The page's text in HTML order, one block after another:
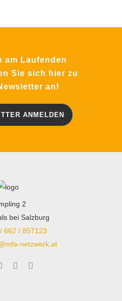
am Laufenden
Sie sich hier zu
an!
ANMELDEN
2
bei Salzburg
662 / 857123
netzwerk.at